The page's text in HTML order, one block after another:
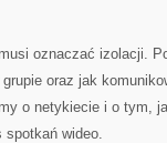
oznaczać izolacji.
oraz jak
o netykiecie i o tym,
spotkań wideo.